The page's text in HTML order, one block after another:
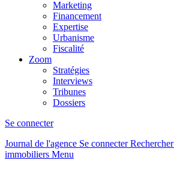
Marketing
Financement
Expertise
Urbanisme
Fiscalité
Zoom
Stratégies
Interviews
Tribunes
Dossiers
Se connecter
Journal de l'agence Se connecterRechercher
immobiliers Menu